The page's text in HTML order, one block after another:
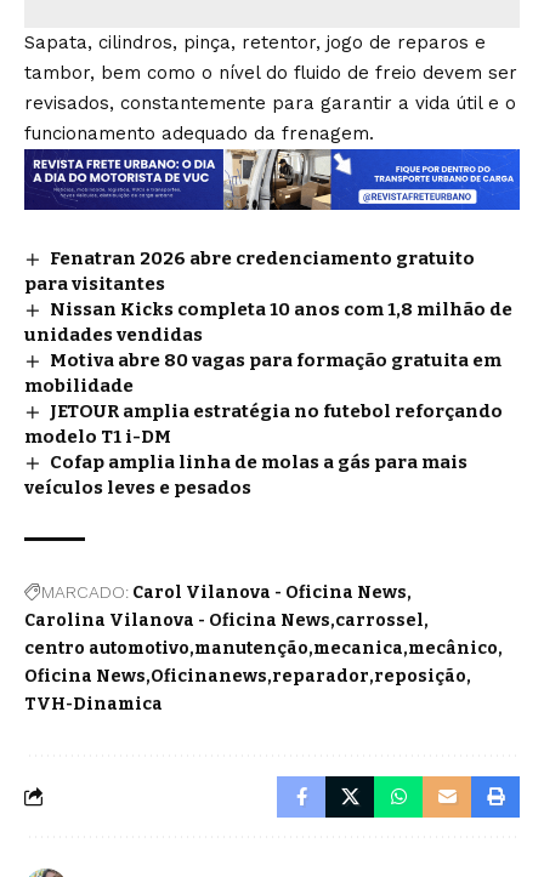
Sapata, cilindros, pinça, retentor, jogo de reparos e
tambor, bem como o nível do fluido de freio devem ser
revisados, constantemente para garantir a vida útil e o
funcionamento adequado da frenagem.
Fenatran 2026 abre credenciamento gratuito
para visitantes
Nissan Kicks completa 10 anos com 1,8 milhão de
unidades vendidas
Motiva abre 80 vagas para formação gratuita em
mobilidade
JETOUR amplia estratégia no futebol reforçando
modelo T1 i-DM
Cofap amplia linha de molas a gás para mais
veículos leves e pesados
MARCADO: Carol Vilanova - Oficina News
Carolina Vilanova - Oficina News carrossel
centro automotivo manutenção mecanica mecânico
Oficina News Oficinanews reparador reposição
TVH-Dinamica